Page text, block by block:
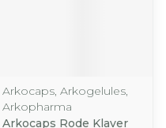
Arkocaps, Arkogelules,
Arkopharma
Arkocaps Rode Klaver